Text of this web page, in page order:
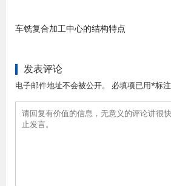
车铣复合加工中心的结构特点
发表评论
电子邮件地址不会被公开。 必填项已用*标注